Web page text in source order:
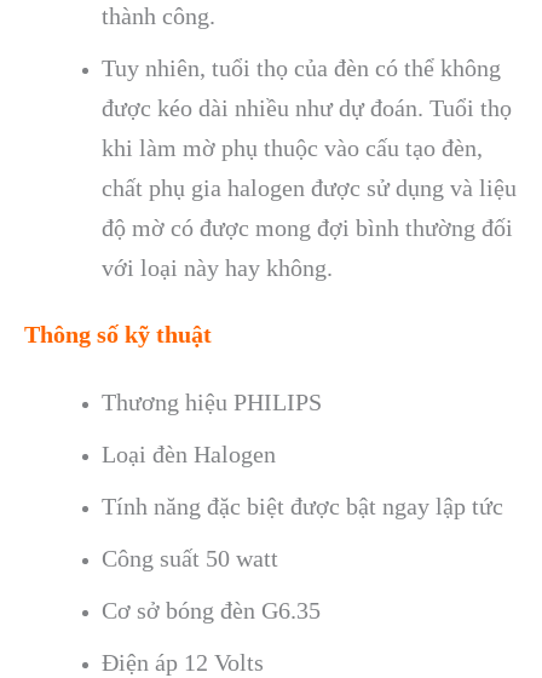
thành công.
Tuy nhiên, tuổi thọ của đèn có thể không
được kéo dài nhiều như dự đoán. Tuổi thọ
khi làm mờ phụ thuộc vào cấu tạo đèn,
chất phụ gia halogen được sử dụng và liệu
độ mờ có được mong đợi bình thường đối
với loại này hay không.
Thông số kỹ thuật
Thương hiệu PHILIPS
Loại đèn Halogen
Tính năng đặc biệt được bật ngay lập tức
Công suất 50 watt
Cơ sở bóng đèn G6.35
Điện áp 12 Volts